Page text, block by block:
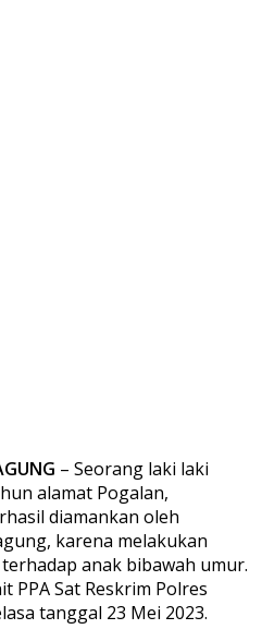
– Seorang laki laki
alamat Pogalan,
diamankan oleh
karena melakukan
anak bibawah umur.
PPA Sat Reskrim Polres
tanggal 23 Mei 2023.